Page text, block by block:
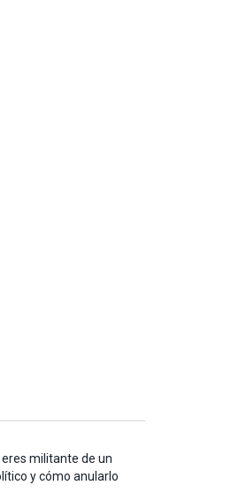
militante de un
y cómo anularlo